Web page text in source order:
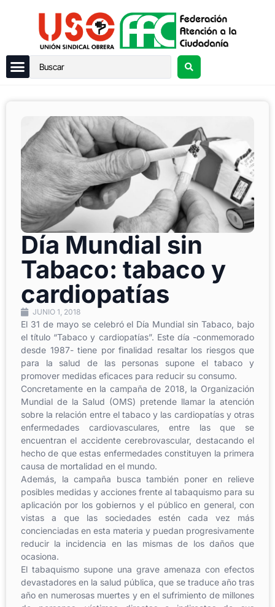
Día Mundial sin
Tabaco: tabaco y
cardiopatías
JUNIO 1, 2018
El 31 de mayo se celebró el Día Mundial sin Tabaco, bajo
el título “Tabaco y cardiopatías”. Este día -conmemorado
desde 1987- tiene por finalidad resaltar los riesgos que
para la salud de las personas supone el tabaco y
promover medidas eficaces para reducir su consumo.
Concretamente en la campaña de 2018, la Organización
Mundial de la Salud (OMS) pretende llamar la atención
sobre la relación entre el tabaco y las cardiopatías y otras
enfermedades cardiovasculares, entre las que se
encuentran el accidente cerebrovascular, destacando el
hecho de que estas enfermedades constituyen la primera
causa de mortalidad en el mundo.
Además, la campaña busca también poner en relieve
posibles medidas y acciones frente al tabaquismo para su
aplicación por los gobiernos y el público en general, con
vistas a que las sociedades estén cada vez más
concienciadas en esta materia y puedan progresivamente
reducir la incidencia en las mismas de los daños que
ocasiona.
El tabaquismo supone una grave amenaza con efectos
devastadores en la salud pública, que se traduce año tras
año en numerosas muertes y en el sufrimiento de millones